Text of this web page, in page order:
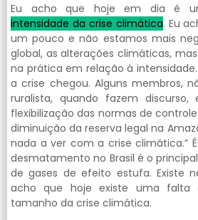
Eu acho que hoje em dia é
intensidade da crise climática. Eu
um pouco e não estamos mais
global, as alterações climáticas,
na prática em relação à
a crise chegou. Alguns membros,
ruralista, quando fazem discurso,
flexibilização das normas de
diminuição da reserva legal na
nada a ver com a crise climática.”
desmatamento no Brasil é o
de gases de efeito estufa. Existe
acho que hoje existe uma falta
tamanho da crise climática.